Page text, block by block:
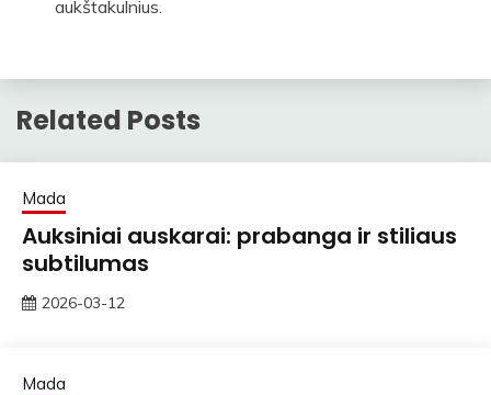
aukštakulnius.
Related Posts
Mada
Auksiniai auskarai: prabanga ir stiliaus
subtilumas
2026-03-12
Mada